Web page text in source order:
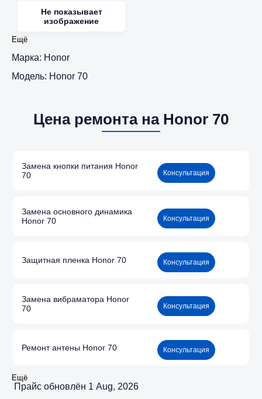
Не показывает
изображение
Ещё
Марка: Honor
Модель: Honor 70
Цена ремонта на Honor 70
Замена кнопки питания Honor
70
Консультация
Замена основного динамика
Honor 70
Консультация
Защитная пленка Honor 70 Консультация
Замена вибраматора Honor
70
Консультация
Ремонт антены Honor 70 Консультация
Ещё
Прайс обновлён 1 Aug, 2026